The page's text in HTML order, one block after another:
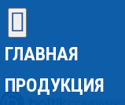
ГЛАВНАЯ
ПРОДУКЦИЯ